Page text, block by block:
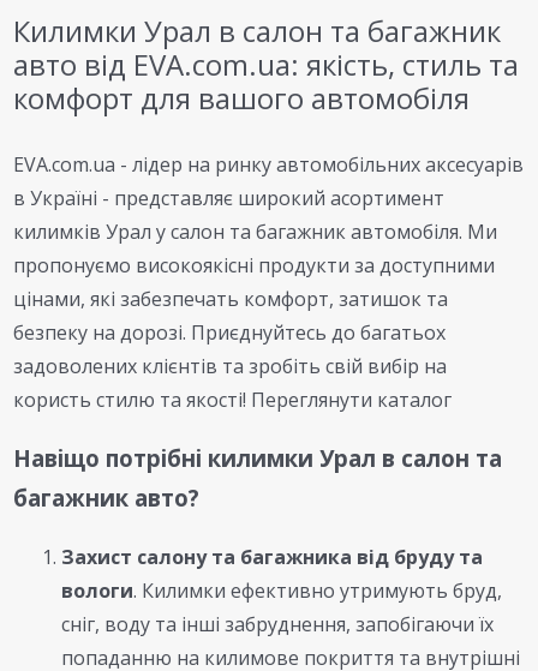
Килимки Урал в салон та багажник
авто від EVA.com.ua: якість, стиль та
комфорт для вашого автомобіля
EVA.com.ua - лідер на ринку автомобільних аксесуарів
в Україні - представляє широкий асортимент
килимків Урал у салон та багажник автомобіля. Ми
пропонуємо високоякісні продукти за доступними
цінами, які забезпечать комфорт, затишок та
безпеку на дорозі. Приєднуйтесь до багатьох
задоволених клієнтів та зробіть свій вибір на
користь стилю та якості! Переглянути каталог
Навіщо потрібні килимки Урал в салон та
багажник авто?
Захист салону та багажника від бруду та
вологи. Килимки ефективно утримують бруд,
сніг, воду та інші забруднення, запобігаючи їх
попаданню на килимове покриття та внутрішні